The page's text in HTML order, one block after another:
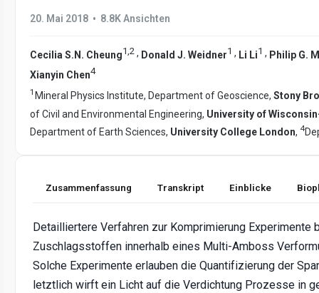
20. Mai 2018 • 8.8K Ansichten
Cecilia S.N. Cheung1,2 , Donald J. Weidner1 , Li Li1 , Philip G.
Xianyin Chen4
1 Mineral Physics Institute, Department of Geoscience, Stony
of Civil and Environmental Engineering, University of
Department of Earth Sciences, University College London, 4
Zusammenfassung Transkript Einblicke
Detailliertere Verfahren zur Komprimierung
Zuschlagsstoffen innerhalb eines Multi-Amboss
Solche Experimente erlauben die Quantifizierung der
letztlich wirft ein Licht auf die Verdichtung Prozesse in